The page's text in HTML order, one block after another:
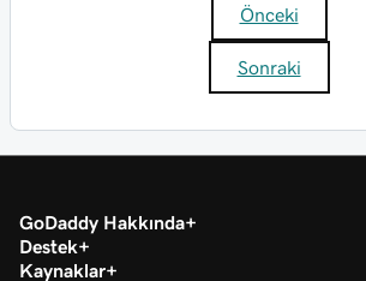
Önceki
Sonraki
GoDaddy Hakkında
Destek
Kaynaklar